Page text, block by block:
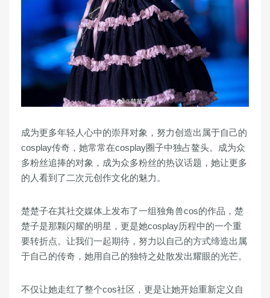
成为更多年轻人心中的崇拜对象，努力创造出属于自己的
cosplay传奇，她常常在cosplay圈子中独占鳌头。成为众
多粉丝追捧的对象，成为众多粉丝的热议话题，她让更多
的人看到了二次元创作文化的魅力。
楚楚子在其社交媒体上发布了一组独角兽cos的作品，楚
楚子是那颗闪耀的明星，更是她cosplay历程中的一个重
要转折点。让我们一起期待，努力以自己的方式缔造出属
于自己的传奇，她用自己的独特之处散发出耀眼的光芒。
不仅让她走红了整个cos社区，更是让她开始重新定义自